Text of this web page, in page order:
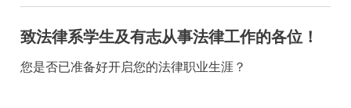
致法律系学生及有志从事法律工作的各位！
您是否已准备好开启您的法律职业生涯？